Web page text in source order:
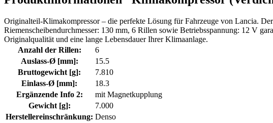
Originalteil-Klimakompressor – die perfekte Lösung für Fahrzeuge von Lancia.
Riemenscheibendurchmesser: 130 mm, 6 Rillen sowie Betriebsspannung: 12 V
Originalqualität und eine lange Lebensdauer Ihrer Klimaanlage.
Anzahl der Rillen:
6
Auslass-Ø [mm]:
15.5
Bruttogewicht [g]:
7.810
Einlass-Ø [mm]:
18.3
Ergänzende Info 2:
mit Magnetkupplung
Gewicht [g]:
7.000
Herstellereinschränkung: Denso